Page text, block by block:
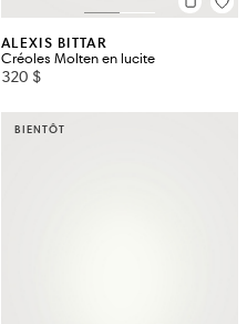
ALEXIS BITTAR
Créoles Molten en lucite
320 $
BIENTÔT